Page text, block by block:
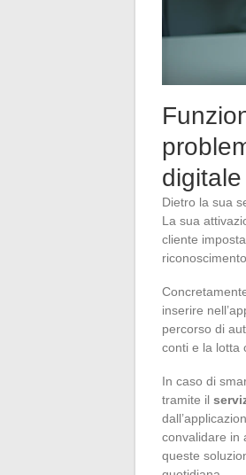
Dietro la sua
La sua
cliente
inserire
percorso di
conti e la lotta
In caso di
tramite il
convalidare in
queste